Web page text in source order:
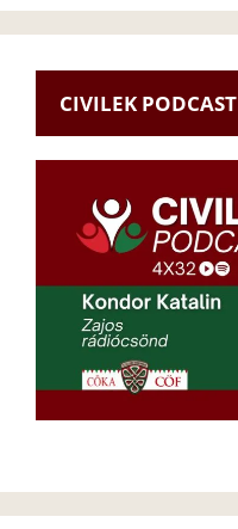
CIVILEK PODCAST